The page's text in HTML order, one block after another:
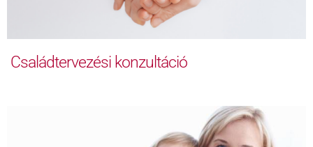
Családtervezési konzultáció